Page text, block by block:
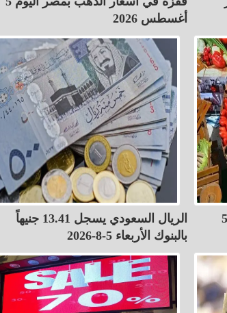
أغسطس 2026
أسعار الخضروات والفاكهة الأربعاء 5
الريال السعودي يسجل 13.41 جنيهاً
بالبنوك الأربعاء 5-8-2026